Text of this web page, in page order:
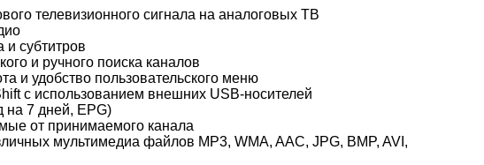
телевизионного сигнала на аналоговых ТВ
и субтитров
и ручного поиска каналов
и удобство пользовательского меню
с использованием внешних USB-носителей
на 7 дней, EPG)
от принимаемого канала
мультимедиа файлов MP3, WMA, AAC, JPG, BMP, AVI,